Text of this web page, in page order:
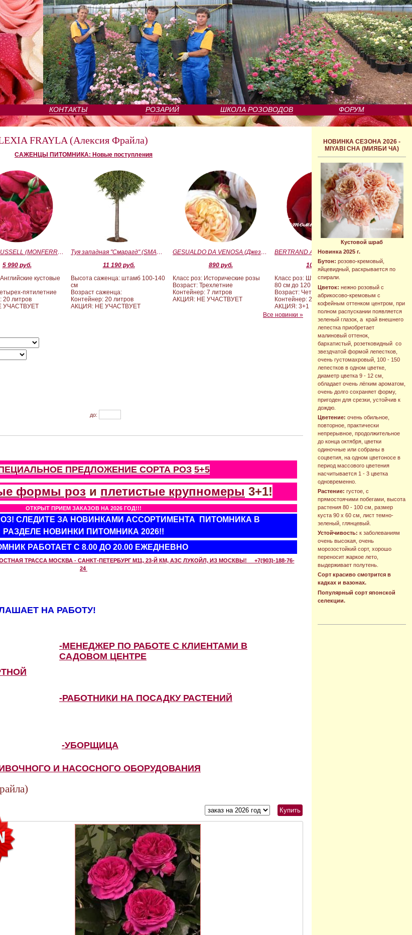
КОНТАКТЫ РОЗАРИЙ ШКОЛА РОЗОВОДОВ ФОРУМ
НОВИНКА СЕЗОНА 2026 -
MIYABI CHA (МИЯБИ ЧА)
Кустовой шраб
Новинка 2025 г.
Бутон: розово-кремовый,
яйцевидный, раскрывается по
спирали.
Цветок: нежно розовый с
абрикосово-кремовым с
кофейным оттенком центром, при
полном распускании появляется
зеленый глазок, а край внешнего
лепестка приобретает
малиновый оттенок,
бархатистый, розетковидный со
звездчатой формой лепестков,
очень густомахровый, 100 - 150
лепестков в одном цветке,
диаметр цветка 9 - 12 см,
обладает очень лёгким ароматом,
очень долго сохраняет форму,
пригоден для срезки, устойчив к
дождю.
Цветение: очень обильное,
повторное, практически
непрерывное, продолжительное
до конца октября, цветки
одиночные или собраны в
соцветия, на одном цветоносе в
период массового цветения
насчитывается 1 - 3 цветка
одновременно.
Растение: густое, с
прямостоячими побегами, высота
растения 80 - 100 см, размер
куста 90 х 60 см, лист темно-
зеленый, глянцевый.
Устойчивость: к заболеваниям
очень высокая, очень
морозостойкий сорт, хорошо
переносит жаркое лето,
выдерживает полутень.
Сорт красиво смотрится в
кадках и вазонах.
Популярный сорт японской
селекции.
FRAYLA (Алексия Фрайла)
САЖЕНЦЫ ПИТОМНИКА: Новые поступления
DARCEY BUSSELL (MONFERRATO) (Дарси Басл)
5 990 руб.
кустовые
пятилетние
20 литров
УЧАСТВУЕТ
Туя западная "Смарагд" (SMARAGD) ШТАМБ 100-140
11 190 руб.
Высота саженца: штамб 100-140
см
Возраст саженца:
Контейнер: 20 литров
АКЦИЯ: НЕ УЧАСТВУЕТ
GESUALDO DA VENOSA (Джезуальдо Ди Веноза)
890 руб.
Класс роз: Исторические розы
Возраст: Трехлетние
Контейнер: 7 литров
АКЦИЯ: НЕ УЧАСТВУЕТ
BERTRAND AMOUSSOU (Бертран Амуссу)
10 000 руб.
Класс роз: Штамбовые формы от
80 см до 120 см
Возраст: Четырех-пятилетние
Контейнер: 20 литров
АКЦИЯ: 3+1
Все новинки »
до:
ПРЕДЛОЖЕНИЕ СОРТА РОЗ 5+5
формы роз и плетистые крупномеры 3+1!
ОТКРЫТ ПРИЕМ ЗАКАЗОВ НА 2026 ГОД!!!
СЛЕДИТЕ ЗА НОВИНКАМИ АССОРТИМЕНТА ПИТОМНИКА В
РАЗДЕЛЕ НОВИНКИ ПИТОМНИКА 2026!!
РАБОТАЕТ С 8.00 ДО 20.00 ЕЖЕДНЕВНО
ТРАССА МОСКВА - САНКТ-ПЕТЕРБУРГ М11, 23-Й КМ, АЗС ЛУКОЙЛ, ИЗ МОСКВЫ! +7(903)-188-76-
24
НА РАБОТУ!
-МЕНЕДЖЕР ПО РАБОТЕ С КЛИЕНТАМИ В
САДОВОМ ЦЕНТРЕ
-РАБОТНИКИ НА ПОСАДКУ РАСТЕНИЙ
-УБОРЩИЦА
И НАСОСНОГО ОБОРУДОВАНИЯ